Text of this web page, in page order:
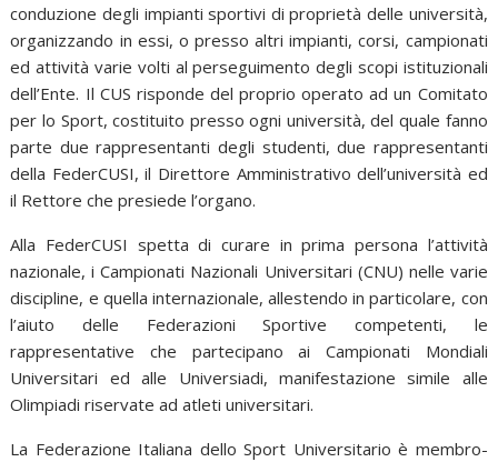
conduzione degli impianti sportivi di proprietà delle università,
organizzando in essi, o presso altri impianti, corsi, campionati
ed attività varie volti al perseguimento degli scopi istituzionali
dell’Ente. Il CUS risponde del proprio operato ad un Comitato
per lo Sport, costituito presso ogni università, del quale fanno
parte due rappresentanti degli studenti, due rappresentanti
della FederCUSI, il Direttore Amministrativo dell’università ed
il Rettore che presiede l’organo.
Alla FederCUSI spetta di curare in prima persona l’attività
nazionale, i Campionati Nazionali Universitari (CNU) nelle varie
discipline, e quella internazionale, allestendo in particolare, con
l’aiuto delle Federazioni Sportive competenti, le
rappresentative che partecipano ai Campionati Mondiali
Universitari ed alle Universiadi, manifestazione simile alle
Olimpiadi riservate ad atleti universitari.
La Federazione Italiana dello Sport Universitario è membro-